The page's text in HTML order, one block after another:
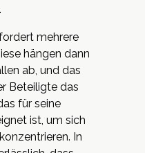
mehrere
hängen dann
ab, und das
Beteiligte das
für seine
ist, um sich
In